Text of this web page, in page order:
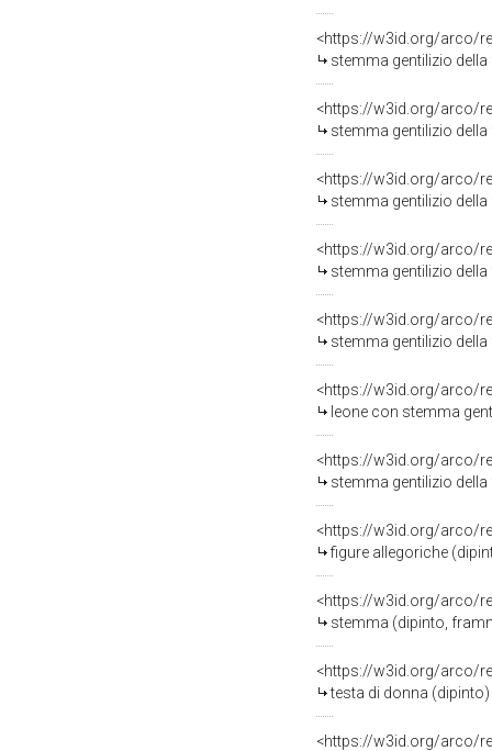
<https://w3id.org/arco/
stemma gentilizio
<https://w3id.org/arco/
stemma gentilizio
<https://w3id.org/arco/
stemma gentilizio
<https://w3id.org/arco/
stemma gentilizio
<https://w3id.org/arco/
stemma gentilizio
<https://w3id.org/arco/
leone con stemma
<https://w3id.org/arco/
stemma gentilizio
<https://w3id.org/arco/
figure allegoriche
<https://w3id.org/arco/
stemma (dipinto,
<https://w3id.org/arco/
testa di donna
<https://w3id.org/arco/